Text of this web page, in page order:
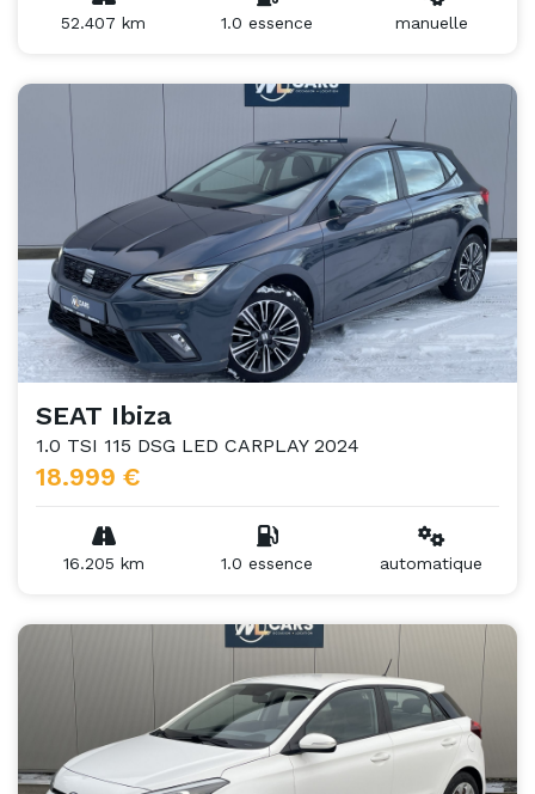
52.407 km 1.0 essence manuelle
SEAT Ibiza
1.0 TSI 115 DSG LED CARPLAY 2024
18.999 €
16.205 km 1.0 essence automatique